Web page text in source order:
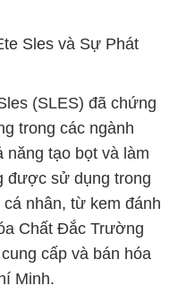
Sles và Sự Phát
(SLES) đã chứng
trong các ngành
năng tạo bọt và làm
được sử dụng trong
nhân, từ kem đánh
Chất Đắc Trường
cấp và bán hóa
Minh.